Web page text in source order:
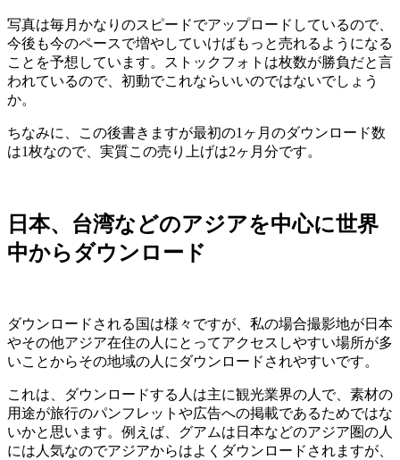
写真は毎月かなりのスピードでアップロードしているので、
今後も今のペースで増やしていけばもっと売れるようになる
ことを予想しています。ストックフォトは枚数が勝負だと言
われているので、初動でこれならいいのではないでしょう
か。
ちなみに、この後書きますが最初の1ヶ月のダウンロード数
は1枚なので、実質この売り上げは2ヶ月分です。
日本、台湾などのアジアを中心に世界
中からダウンロード
ダウンロードされる国は様々ですが、私の場合撮影地が日本
やその他アジア在住の人にとってアクセスしやすい場所が多
いことからその地域の人にダウンロードされやすいです。
これは、ダウンロードする人は主に観光業界の人で、素材の
用途が旅行のパンフレットや広告への掲載であるためではな
いかと思います。例えば、グアムは日本などのアジア圏の人
には人気なのでアジアからはよくダウンロードされますが、